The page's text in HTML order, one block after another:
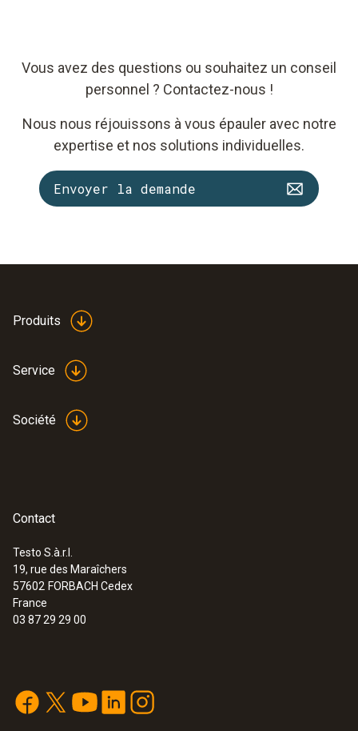
Vous avez des questions ou souhaitez un conseil
personnel ? Contactez-nous !
Nous nous réjouissons à vous épauler avec notre
expertise et nos solutions individuelles.
Envoyer la demande
Produits
Service
Société
Contact
Testo S.à.r.l.
19, rue des Maraîchers
57602 FORBACH Cedex
France
03 87 29 29 00